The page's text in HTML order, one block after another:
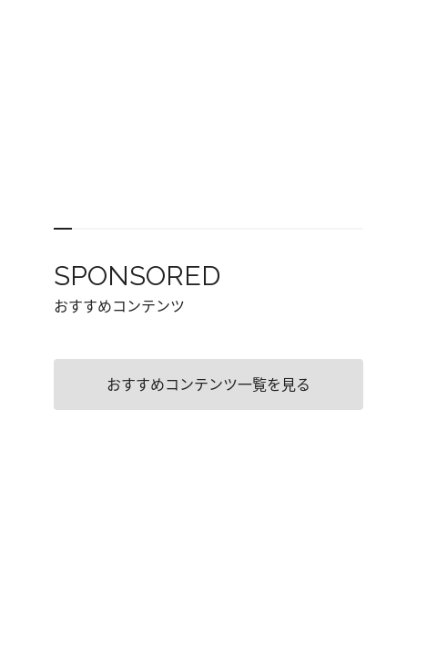
SPONSORED
おすすめコンテンツ
おすすめコンテンツ一覧を見る